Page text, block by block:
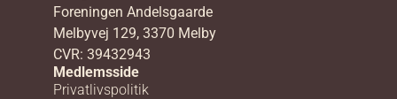
Foreningen Andelsgaarde
Melbyvej 129, 3370 Melby
CVR: 39432943
Medlemsside
Privatlivspolitik